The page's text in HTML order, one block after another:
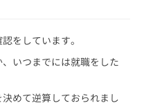
をしています。
いつまでには就職をした
めて逆算しておられまし